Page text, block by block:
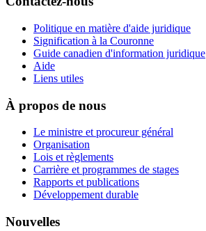
Politique en matière d'aide juridique
Signification à la Couronne
Guide canadien d'information juridique
Aide
Liens utiles
À propos de nous
Le ministre et procureur général
Organisation
Lois et règlements
Carrière et programmes de stages
Rapports et publications
Développement durable
Nouvelles